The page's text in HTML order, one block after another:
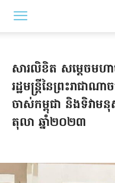
សារលិខិត សម្តេចម
រដ្ឋមន្ត្រីនៃព្រះរាជា
ចាស់កម្ពុជា និងទិវាមនុ
តុលា ឆ្នាំ២០២៣